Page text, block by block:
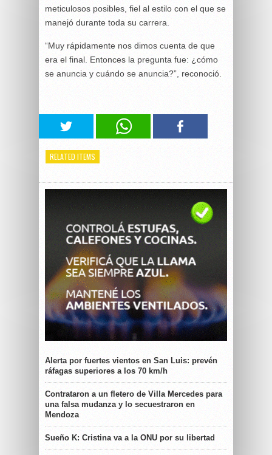
meticulosos posibles, fiel al estilo con el que se
manejó durante toda su carrera.
“Muy rápidamente nos dimos cuenta de que
era el final. Entonces la pregunta fue: ¿cómo
se anuncia y cuándo se anuncia?”, reconoció.
RELATED ITEMS
Alerta por fuertes vientos en San Luis: prevén
ráfagas superiores a los 70 km/h
Contrataron a un fletero de Villa Mercedes para
una falsa mudanza y lo secuestraron en
Mendoza
Sueño K: Cristina va a la ONU por su libertad